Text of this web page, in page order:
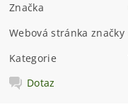
Značka
Webová stránka značky
Kategorie
Dotaz